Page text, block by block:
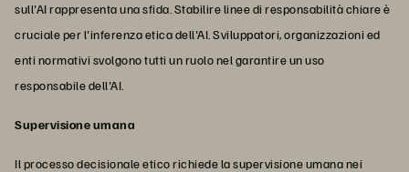
sull'AI rappresenta una sfida. Stabilire linee di responsabilità chiare è
cruciale per l'inferenza etica dell'AI. Sviluppatori, organizzazioni ed
enti normativi svolgono tutti un ruolo nel garantire un uso
responsabile dell'AI.
Supervisione umana
Il processo decisionale etico richiede la supervisione umana nei